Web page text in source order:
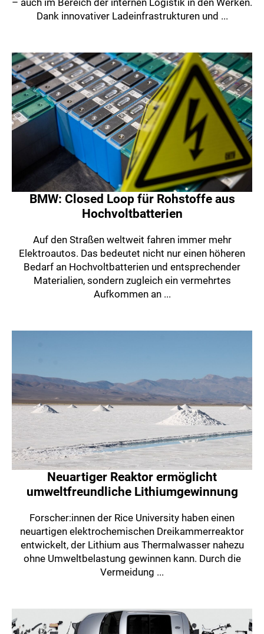
– auch im Bereich der internen Logistik in den Werken.
Dank innovativer Ladeinfrastrukturen und ...
BMW: Closed Loop für Rohstoffe aus
Hochvoltbatterien
Auf den Straßen weltweit fahren immer mehr
Elektroautos. Das bedeutet nicht nur einen höheren
Bedarf an Hochvoltbatterien und entsprechender
Materialien, sondern zugleich ein vermehrtes
Aufkommen an ...
Neuartiger Reaktor ermöglicht
umweltfreundliche Lithiumgewinnung
Forscher:innen der Rice University haben einen
neuartigen elektrochemischen Dreikammerreaktor
entwickelt, der Lithium aus Thermalwasser nahezu
ohne Umweltbelastung gewinnen kann. Durch die
Vermeidung ...